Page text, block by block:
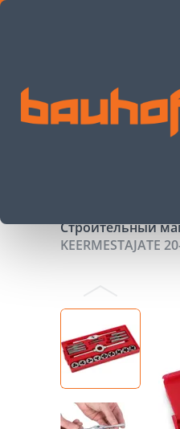
KEERMESTAJATE 20-
Строительный
KEERMESTAJATE